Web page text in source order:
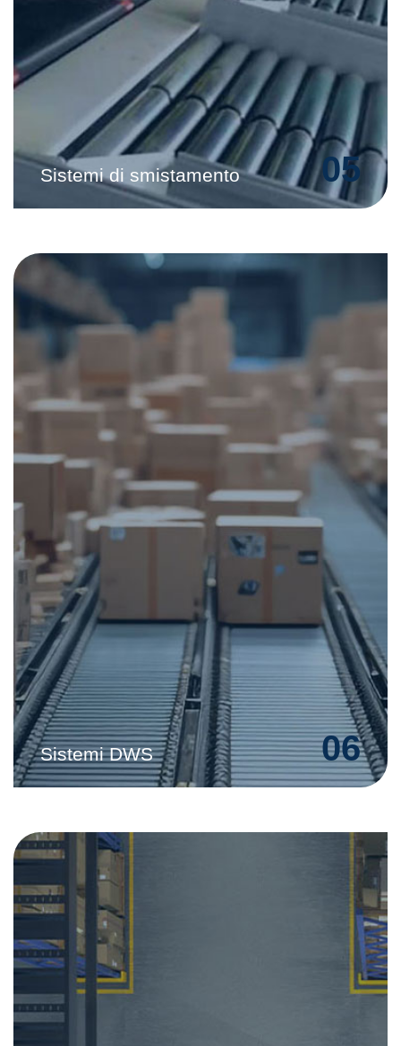
Sistemi di smistamento 05
Sistemi DWS 06